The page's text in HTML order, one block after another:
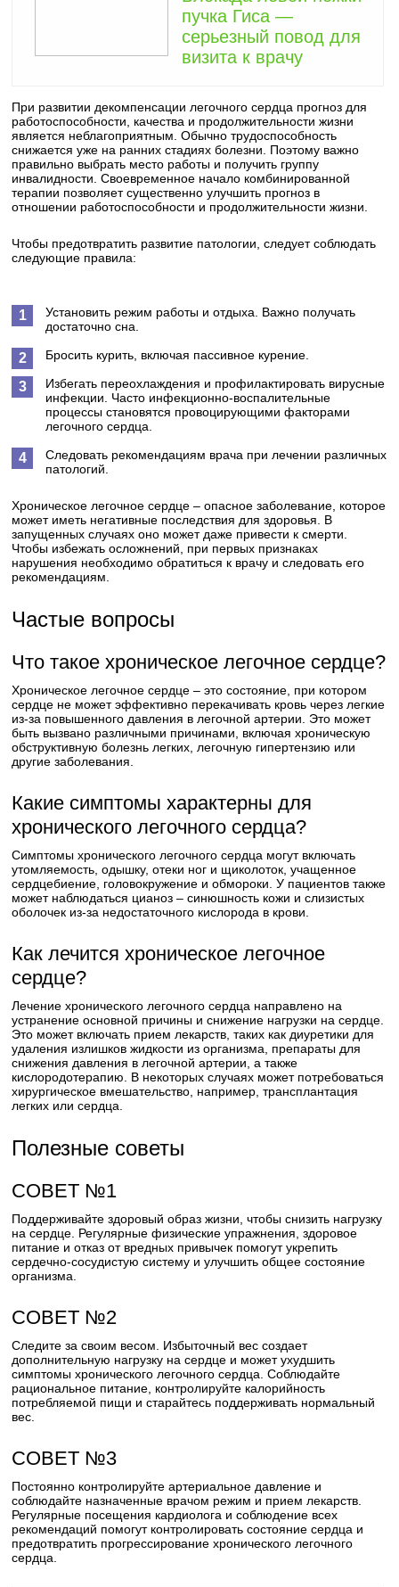
пучка Гиса —
серьезный повод для
визита к врачу
При развитии декомпенсации легочного сердца прогноз для
работоспособности, качества и продолжительности жизни
является неблагоприятным. Обычно трудоспособность
снижается уже на ранних стадиях болезни. Поэтому важно
правильно выбрать место работы и получить группу
инвалидности. Своевременное начало комбинированной
терапии позволяет существенно улучшить прогноз в
отношении работоспособности и продолжительности жизни.
Чтобы предотвратить развитие патологии, следует соблюдать
следующие правила:
Установить режим работы и отдыха. Важно получать
достаточно сна.
Бросить курить, включая пассивное курение.
Избегать переохлаждения и профилактировать вирусные
инфекции. Часто инфекционно-воспалительные
процессы становятся провоцирующими факторами
легочного сердца.
Следовать рекомендациям врача при лечении различных
патологий.
Хроническое легочное сердце – опасное заболевание, которое
может иметь негативные последствия для здоровья. В
запущенных случаях оно может даже привести к смерти.
Чтобы избежать осложнений, при первых признаках
нарушения необходимо обратиться к врачу и следовать его
рекомендациям.
Частые вопросы
Что такое хроническое легочное сердце?
Хроническое легочное сердце – это состояние, при котором
сердце не может эффективно перекачивать кровь через легкие
из-за повышенного давления в легочной артерии. Это может
быть вызвано различными причинами, включая хроническую
обструктивную болезнь легких, легочную гипертензию или
другие заболевания.
Какие симптомы характерны для
хронического легочного сердца?
Симптомы хронического легочного сердца могут включать
утомляемость, одышку, отеки ног и щиколоток, учащенное
сердцебиение, головокружение и обмороки. У пациентов также
может наблюдаться цианоз – синюшность кожи и слизистых
оболочек из-за недостаточного кислорода в крови.
Как лечится хроническое легочное
сердце?
Лечение хронического легочного сердца направлено на
устранение основной причины и снижение нагрузки на сердце.
Это может включать прием лекарств, таких как диуретики для
удаления излишков жидкости из организма, препараты для
снижения давления в легочной артерии, а также
кислородотерапию. В некоторых случаях может потребоваться
хирургическое вмешательство, например, трансплантация
легких или сердца.
Полезные советы
СОВЕТ №1
Поддерживайте здоровый образ жизни, чтобы снизить нагрузку
на сердце. Регулярные физические упражнения, здоровое
питание и отказ от вредных привычек помогут укрепить
сердечно-сосудистую систему и улучшить общее состояние
организма.
СОВЕТ №2
Следите за своим весом. Избыточный вес создает
дополнительную нагрузку на сердце и может ухудшить
симптомы хронического легочного сердца. Соблюдайте
рациональное питание, контролируйте калорийность
потребляемой пищи и старайтесь поддерживать нормальный
вес.
СОВЕТ №3
Постоянно контролируйте артериальное давление и
соблюдайте назначенные врачом режим и прием лекарств.
Регулярные посещения кардиолога и соблюдение всех
рекомендаций помогут контролировать состояние сердца и
предотвратить прогрессирование хронического легочного
сердца.